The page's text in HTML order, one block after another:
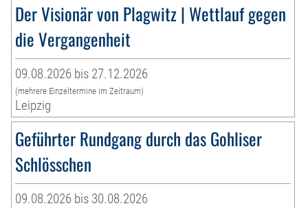
Der Visionär von Plagwitz | Wettlauf gegen
die Vergangenheit
09.08.2026 bis 27.12.2026
(mehrere Einzeltermine im Zeitraum)
Leipzig
Geführter Rundgang durch das Gohliser
Schlösschen
09.08.2026 bis 30.08.2026